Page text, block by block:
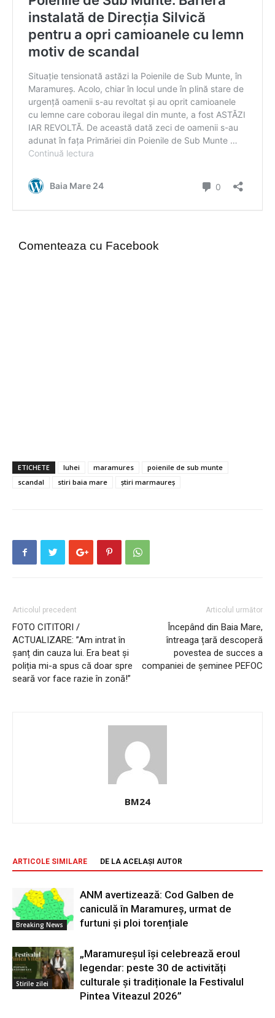
Comenteaza cu Facebook
ETICHETE luhei maramures
poienile de sub munte
scandal
stiri baia mare știri marmaureș
Articolul precedent
FOTO CITITORI /
ACTUALIZARE: ”Am intrat în
șanț din cauza lui. Era beat și
poliția mi-a spus că doar spre
seară vor face razie în zonă!”
Articolul următor
Începând din Baia Mare,
întreaga țară descoperă
povestea de succes a
companiei de șeminee PEFOC
BM24
ARTICOLE SIMILARE DE LA ACELAȘI AUTOR
Breaking News
ANM avertizează: Cod Galben de
caniculă în Maramureș, urmat de
furtuni și ploi torențiale
Stirile zilei
„Maramureșul își celebrează eroul
legendar: peste 30 de activități
culturale și tradiționale la Festivalul
Pintea Viteazul 2026”